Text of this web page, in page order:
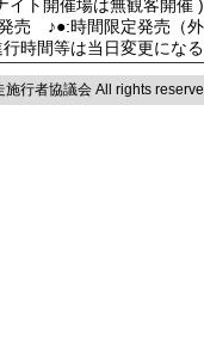
イト開催場は無観客
発売 ♪●:時間限定発売
時間等は当日変更にな
行者協議会 All rights